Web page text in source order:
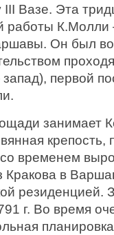
Вазе. Эта
работы
Он был
запад), первой
занимает
крепость,
со временем
в
резиденцией.
г. Во время